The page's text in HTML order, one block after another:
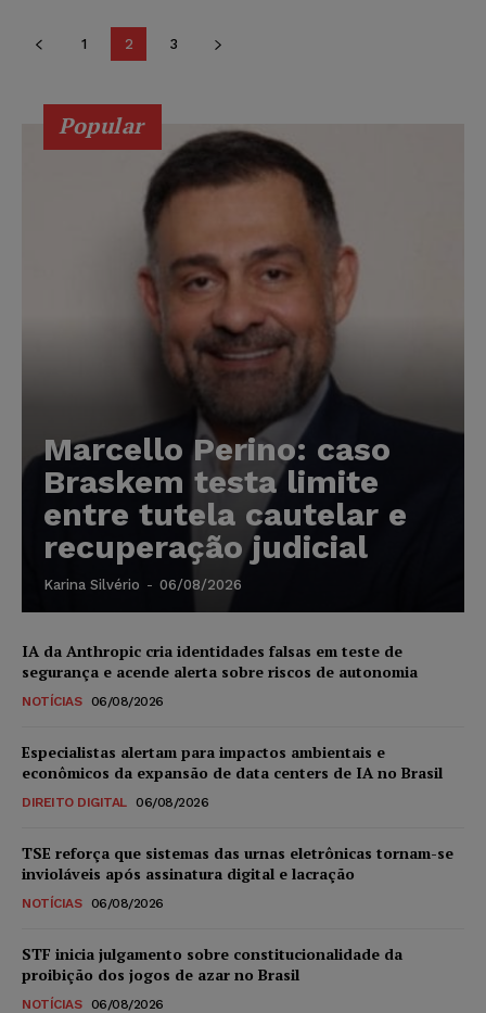
1 2 3
Popular
Marcello Perino: caso
Braskem testa limite
entre tutela cautelar e
recuperação judicial
Karina Silvério - 06/08/2026
IA da Anthropic cria identidades falsas em teste de
segurança e acende alerta sobre riscos de autonomia
NOTÍCIAS 06/08/2026
Especialistas alertam para impactos ambientais e
econômicos da expansão de data centers de IA no Brasil
DIREITO DIGITAL 06/08/2026
TSE reforça que sistemas das urnas eletrônicas tornam-se
invioláveis após assinatura digital e lacração
NOTÍCIAS 06/08/2026
STF inicia julgamento sobre constitucionalidade da
proibição dos jogos de azar no Brasil
NOTÍCIAS 06/08/2026